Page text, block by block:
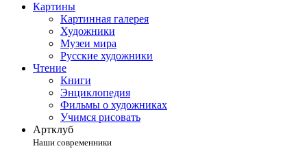
Картины
Картинная галерея
Художники
Музеи мира
Русские художники
Чтение
Книги
Энциклопедия
Фильмы о художниках
Учимся рисовать
Артклуб
Наши современники